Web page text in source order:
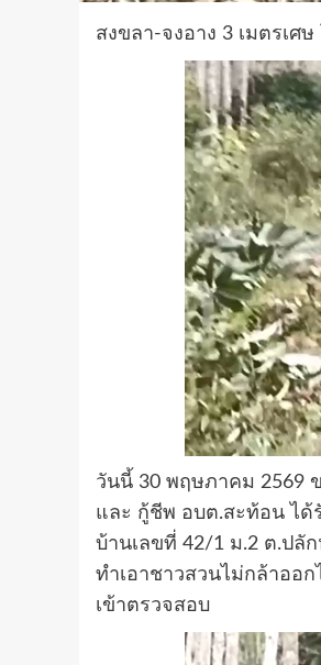
สงขลา-จงอาง 3 เมตรเศ
วันนี้ 30 พฤษภาคม 2569
และ กู้ชีพ อบต.สะท้อน ได้
บ้านเลขที่ 42/1 ม.2 ต.ปลั
ทำเอาชาวสวนไม่กล้าออ
เข้าตรวจสอบ